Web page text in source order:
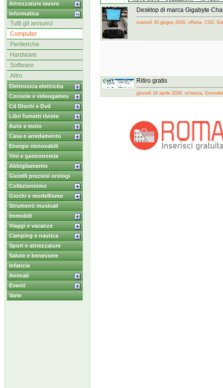
Attrezzature lavoro
Informatica
Tutti gli annunci
Computer
Periferiche
Hardware
Software
Altro
Elettronica elettricita
Console e videogames
Cd Dischi e Dvd
Libri fumetti riviste
Auto e moto
Casa e arredamento
Energie rinnovabili
Vini e gastronomia
Abbigliamento
Gioielli preziosi orologi
Collezionismo
Giochi e modellismo
Strumenti musicali
Immobili
Viaggi e vacanze
Camping e nautica
Sport e attrezzature
Salute e benessere
Infanzia
Animali
Eventi
Varie
Desktop di marca Gigabyte
martedì 30 giugno 2026, offerta, CGC
Ritiro gratis
giovedì 16 aprile 2026, richiesta,